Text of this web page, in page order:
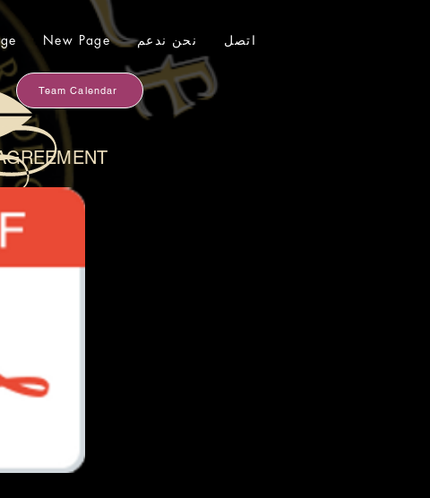
New Page نحن ندعم اتصل
Team Calendar